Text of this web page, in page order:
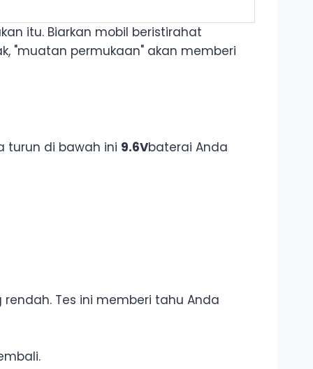
itu. Biarkan mobil beristirahat
"muatan permukaan" akan memberi
turun di bawah ini 9.6Vbaterai Anda
Tes ini memberi tahu Anda